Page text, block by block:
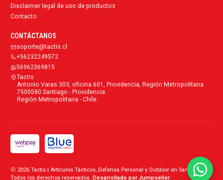
Disclaimer legal de uso de productos
Contacto
CONTÁCTANOS
soporte@tactis.cl
+56232249572
56962369815
Tactis
Antonio Varas 303, oficina 601, Providencia, Región Metropolitana
7500580 Santiago - Providencia
Región Metropolitana - Chile
2026 Tactis | Artículos Tácticos, Defensa Personal y Outdoor en Santiago.
Todos los derechos reservados. Desarrollado por Jumpseller.